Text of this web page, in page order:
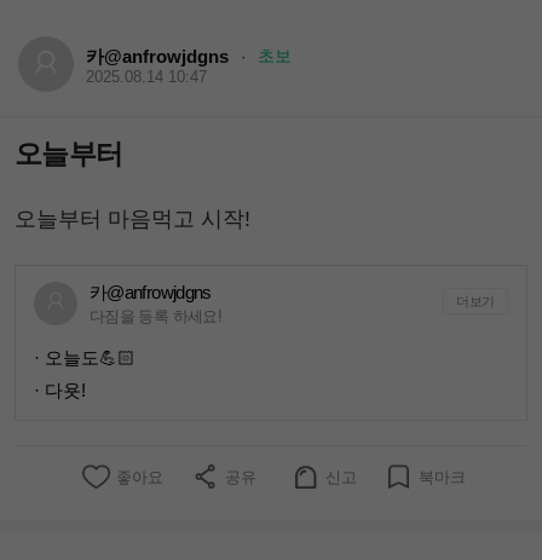
카@anfrowjdgns · 초보
2025.08.14 10:47
오늘부터
오늘부터 마음먹고 시작!
카@anfrowjdgns
다짐을 등록 하세요!
더보기
· 오늘도💪🏻
· 다욧!
좋아요 공유 신고 북마크